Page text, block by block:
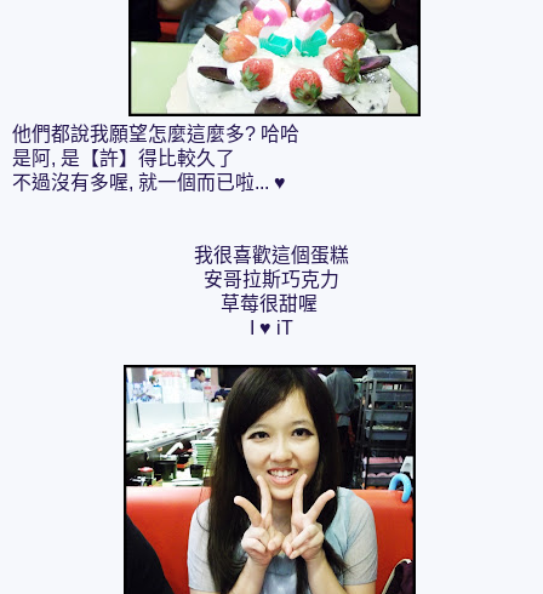
他們都說我願望怎麼這麼多? 哈哈
是阿, 是【許】得比較久了
不過沒有多喔, 就一個而已啦... ♥
我很喜歡這個蛋糕
安哥拉斯巧克力
草莓很甜喔
I ♥ iT